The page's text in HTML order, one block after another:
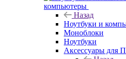
компьютеры
Назад
Ноутбуки и
Моноблоки
Ноутбуки
Аксессуары для